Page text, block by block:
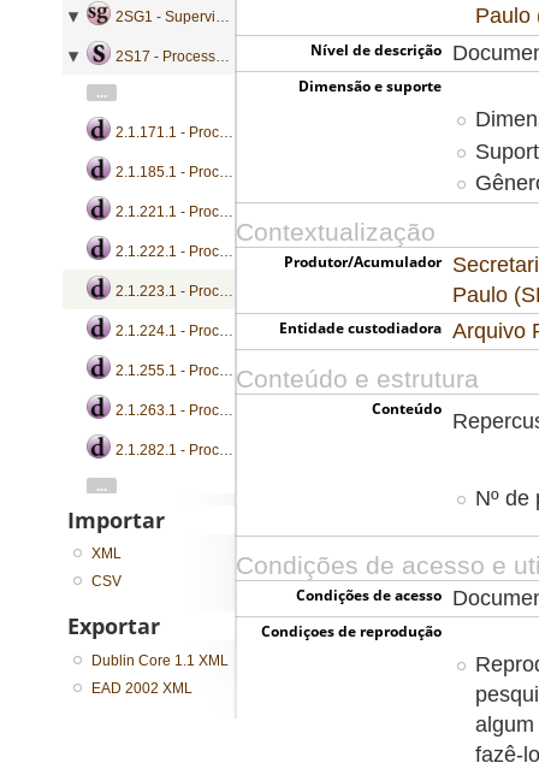
Paulo
Nível de descrição
Dimensão e suporte
Contextualização
Produtor/Acumulador
Paulo
Entidade custodiadora Arquivo
Conteúdo e estrutura
Conteúdo
Nº de
Condições de acesso e
Condições de acesso
Condiçoes de reprodução
fazê-
2SG1 - Supervisão e Fiscalização
2S17 - Processos de supervisão de tráfego
...
2.1.171.1 - Processo de supervisão de tráfego
2.1.185.1 - Processo de supervisão de tráfego
2.1.221.1 - Processo de supervisão de tráfego
2.1.222.1 - Processo de supervisão de tráfego
2.1.223.1 - Processo de supervisão de tráfego
2.1.224.1 - Processo de supervisão de tráfego
2.1.255.1 - Processo de supervisão de tráfego
2.1.263.1 - Processo de supervisão de tráfego
2.1.282.1 - Processo de supervisão de tráfego
...
Importar
XML
CSV
Exportar
Dublin Core 1.1 XML
EAD 2002 XML